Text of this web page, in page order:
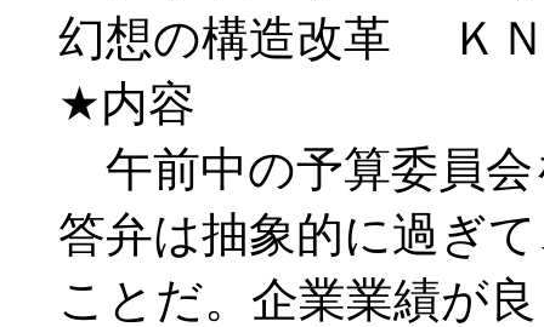
幻想の構造改革 Ｋ
★内容
午前中の予算委員会
答弁は抽象的に過ぎ
ことだ。企業業績が